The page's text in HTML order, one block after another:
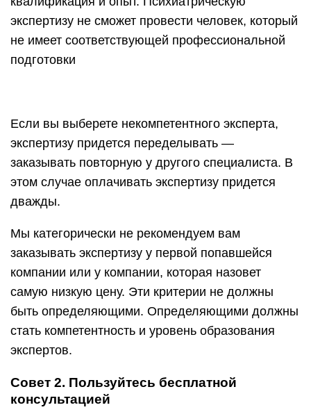
экспертизу не сможет провести человек, который
не имеет соответствующей профессиональной
подготовки
Если вы выберете некомпетентного эксперта,
экспертизу придется переделывать —
заказывать повторную у другого специалиста. В
этом случае оплачивать экспертизу придется
дважды.
Мы категорически не рекомендуем вам
заказывать экспертизу у первой попавшейся
компании или у компании, которая назовет
самую низкую цену. Эти критерии не должны
быть определяющими. Определяющими должны
стать компетентность и уровень образования
экспертов.
Совет 2. Пользуйтесь бесплатной
консультацией